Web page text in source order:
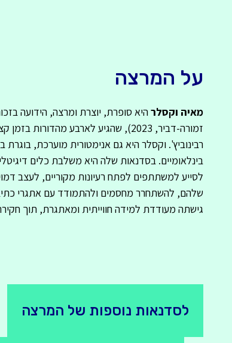
על המרצה
מאיה וקסלרהיא סופרת, יוצרת ומרצה, הידועה
זמורה-דביר, 2023), שהגיע לארבע
רבינוביץ'. וקסלר היא גם אנימטורית מוערכת, בוגרת
בינלאומיים. בסדנאות שלה היא משלבת כלים
לסייע למשתתפים לפתח רעיונות מקוריים, לעצב
שלהם, להשתחרר מחסמים ולהתמודד עם אתגרי
גישתה מעודדת למידה חווייתית ומאתגרת, תוך חקירת
לסדנאות נוספות של המרצה